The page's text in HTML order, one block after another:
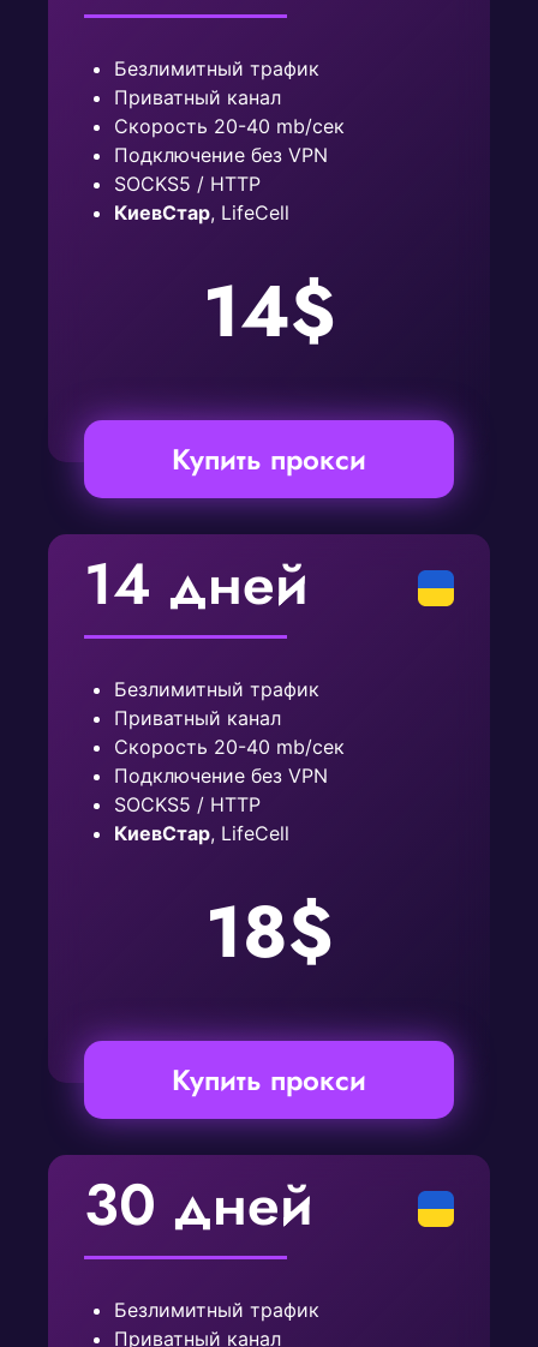
Безлимитный трафик
Приватный канал
Скорость 20-40 mb/сек
Подключение без VPN
SOCKS5 / HTTP
КиевСтар, LifeCell
14$
Купить прокси
14 дней
Безлимитный трафик
Приватный канал
Скорость 20-40 mb/сек
Подключение без VPN
SOCKS5 / HTTP
КиевСтар, LifeCell
18$
Купить прокси
30 дней
Безлимитный трафик
Приватный канал